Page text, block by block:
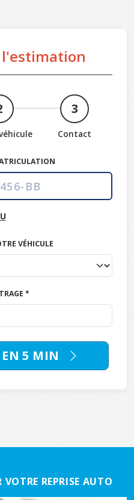
l'estimation
3
Contact
VÉHICULE
*
5 MIN
REPRISE AUTO